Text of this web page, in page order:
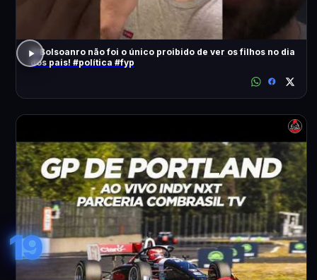
O Bolsoanro não foi o único proibido de ver os filhos no dia
dos pais! #política #fyp
19